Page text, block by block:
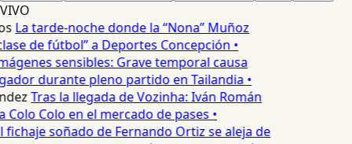
VIVO
La tarde-noche donde la “Nona” Muñoz
de fútbol” a Deportes Concepción •
sensibles: Grave temporal causa
durante pleno partido en Tailandia •
Tras la llegada de Vozinha: Iván Román
Colo en el mercado de pases •
fichaje soñado de Fernando Ortiz se aleja de